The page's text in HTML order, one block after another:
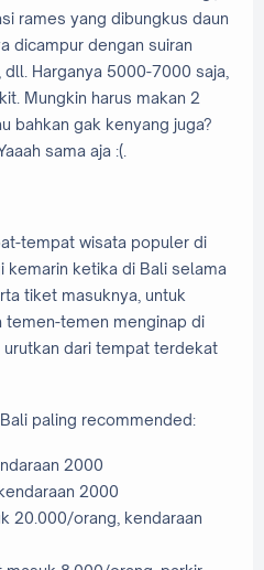
rames yang dibungkus daun
dicampur dengan suiran
Harganya 5000-7000 saja,
Mungkin harus makan 2
bahkan gak kenyang juga?
sama aja :(.
tempat wisata populer di
kemarin ketika di Bali selama
tiket masuknya, untuk
temen-temen menginap di
urutkan dari tempat terdekat
paling recommended:
2000
2000
20.000/orang, kendaraan